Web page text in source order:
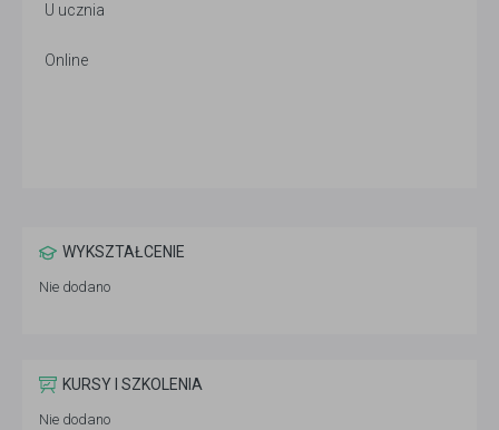
U ucznia
Online
WYKSZTAŁCENIE
Nie dodano
KURSY I SZKOLENIA
Nie dodano